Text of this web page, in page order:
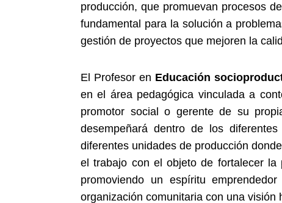
producción, que promuevan procesos
fundamental para la solución a
gestión de proyectos que mejoren la
El Profesor en Educación
en el área pedagógica vinculada a
promotor social o gerente de su
desempeñará dentro de los
diferentes unidades de producción
el trabajo con el objeto de fortalecer la
promoviendo un espíritu
organización comunitaria con una visión